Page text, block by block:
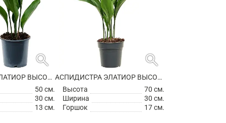
search
АСПИДИСТРА ЭЛАТИОР ВЫСОКАЯ
50 см.
30 см.
13 см.
search
АСПИДИСТРА ЭЛАТИОР ВЫСОКАЯ
Высота
70 см.
Ширина
30 см.
Горшок
17 см.